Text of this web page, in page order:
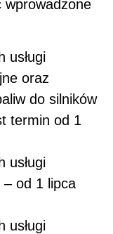
wprowadzone
usługi
oraz
do silników
termin od 1
usługi
– od 1 lipca
usługi